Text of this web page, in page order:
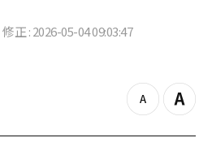
修正 : 2026-05-04 09:03:47
z
o
Z
o